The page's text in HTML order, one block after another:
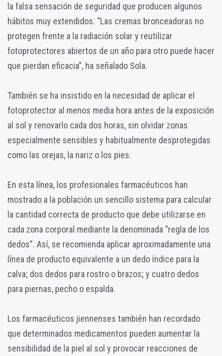
la falsa sensación de seguridad que producen algunos
hábitos muy extendidos. “Las cremas bronceadoras no
protegen frente a la radiación solar y reutilizar
fotoprotectores abiertos de un año para otro puede hacer
que pierdan eficacia”, ha señalado Sola.
También se ha insistido en la necesidad de aplicar el
fotoprotector al menos media hora antes de la exposición
al sol y renovarlo cada dos horas, sin olvidar zonas
especialmente sensibles y habitualmente desprotegidas
como las orejas, la nariz o los pies.
En esta línea, los profesionales farmacéuticos han
mostrado a la población un sencillo sistema para calcular
la cantidad correcta de producto que debe utilizarse en
cada zona corporal mediante la denominada “regla de los
dedos”. Así, se recomienda aplicar aproximadamente una
línea de producto equivalente a un dedo índice para la
calva; dos dedos para rostro o brazos; y cuatro dedos
para piernas, pecho o espalda.
Los farmacéuticos jiennenses también han recordado
que determinados medicamentos pueden aumentar la
sensibilidad de la piel al sol y provocar reacciones de